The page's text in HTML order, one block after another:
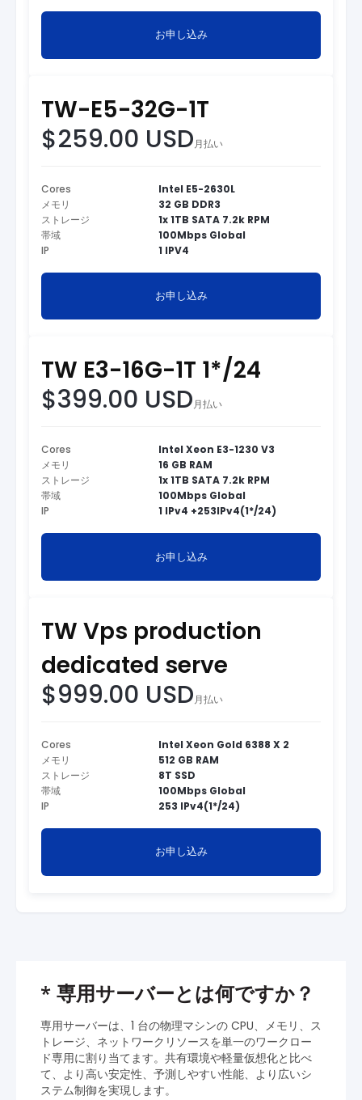
お申し込み
TW-E5-32G-1T
$259.00 USD月払い
Cores
Intel E5-2630L
メモリ
32 GB DDR3
ストレージ
1x 1TB SATA 7.2k RPM
帯域
100Mbps Global
IP
1 IPV4
お申し込み
TW E3-16G-1T 1*/24
$399.00 USD月払い
Cores
Intel Xeon E3-1230 V3
メモリ
16 GB RAM
ストレージ
1x 1TB SATA 7.2k RPM
帯域
100Mbps Global
IP
1 IPv4 +253IPv4(1*/24)
お申し込み
TW Vps production
dedicated serve
$999.00 USD月払い
Cores
Intel Xeon Gold 6388 X 2
メモリ
512 GB RAM
ストレージ
8T SSD
帯域
100Mbps Global
IP
253 IPv4(1*/24)
お申し込み
* 専用サーバーとは何ですか？
専用サーバーは、1 台の物理マシンの CPU、メモリ、ス
トレージ、ネットワークリソースを単一のワークロー
ド専用に割り当てます。共有環境や軽量仮想化と比べ
て、より高い安定性、予測しやすい性能、より広いシ
ステム制御を実現します。